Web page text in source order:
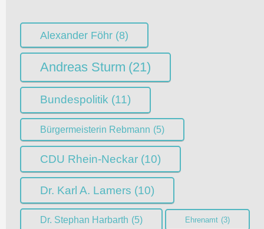
Alexander Föhr (8)
Andreas Sturm (21)
Bundespolitik (11)
Bürgermeisterin Rebmann (5)
CDU Rhein-Neckar (10)
Dr. Karl A. Lamers (10)
Dr. Stephan Harbarth (5) Ehrenamt (3)